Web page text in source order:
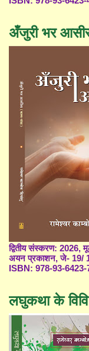
अँजुरी भर
द्वितीय संस्करण: 2026,
अयन प्रकाशन, जे- 19/
ISBN: 978-93-6423-
लघुकथा के